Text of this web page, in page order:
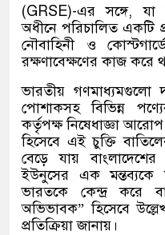
(GRSE)-এর সঙ্গে, যা
অধীনে পরিচালিত একটি
নৌবাহিনী ও
রক্ষণাবেক্ষণের কাজ করে
ভারতীয় গণমাধ্যমগুলো
পোশাকসহ বিভিন্ন
কর্তৃপক্ষ নিষেধাজ্ঞা
হিসেবে এই চুক্তি
বেড়ে যায়
ইউনুসের এক মন্তব্যকে
ভারতকে কেন্দ্র করে
অভিভাবক” হিসেবে
প্রতিক্রিয়া জানায়।